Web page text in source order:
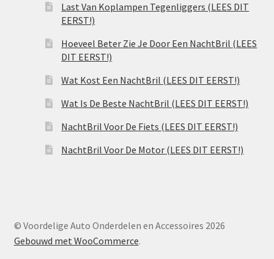
Last Van Koplampen Tegenliggers (LEES DIT
EERST!)
Hoeveel Beter Zie Je Door Een NachtBril (LEES
DIT EERST!)
Wat Kost Een NachtBril (LEES DIT EERST!)
Wat Is De Beste NachtBril (LEES DIT EERST!)
NachtBril Voor De Fiets (LEES DIT EERST!)
NachtBril Voor De Motor (LEES DIT EERST!)
© Voordelige Auto Onderdelen en Accessoires 2026
Gebouwd met WooCommerce.